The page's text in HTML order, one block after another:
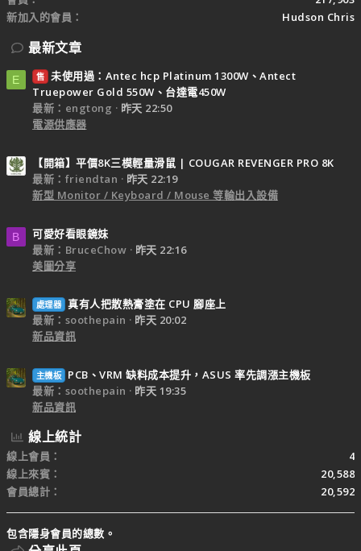
新加入的會員
Hudson Chris
最新文章
E 售 未使用過：Antec hcp Platinum 1300W、Antect
Truepower Gold 550W、台達電450W
最新：engtong
昨天 22:50
電源供應器
【開箱】平價8K三模輕量滑鼠 | COUGAR REVENGER PRO 8K
最新：friendtan
昨天 22:19
新型 Monitor / Keyboard / Mouse 等輸出入設備
B
可愛好看眼鏡妹
最新：BruceChow
昨天 22:16
美圖分享
處理器 真有人把散熱膏塗在 CPU 腳座上
最新：soothepain
昨天 20:02
新品資訊
主機板
PCB、VRM 缺料成本提升，ASUS 率先調漲主機板
最新：soothepain
昨天 19:35
新品資訊
線上統計
線上會員
4
線上來賓
20,588
會員總計
20,592
包含隱身會員的總數。